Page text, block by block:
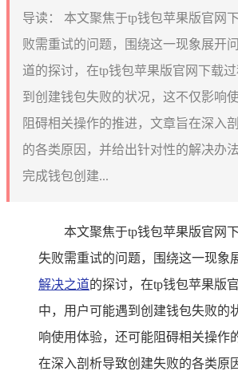
导读：
本文聚焦于tp钱包苹果版官网
败需重试的问题，围绕这一现象展开
道的探讨，在tp钱包苹果版官网下载
到创建钱包失败的状况，这不仅影响
阻碍相关操作的推进，文章旨在深入
的各类原因，并给出针对性的解决办
完成钱包创建...
本文聚焦于tp钱包苹果版官网
失败需重试的问题，围绕这一现象
解决之道的探讨，在tp钱包苹果版
中，用户可能遇到创建钱包失败的
响使用体验，还可能阻碍相关操作
在深入剖析导致创建失败的各类原